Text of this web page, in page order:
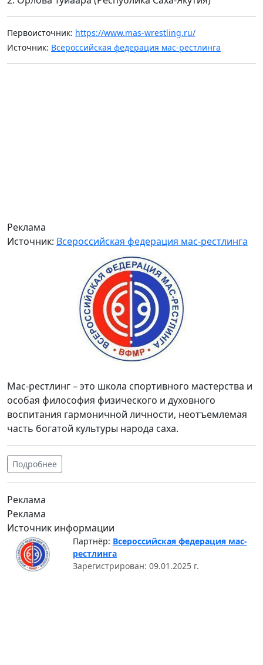
Первоисточник: https://www.mas-wrestling.ru/
Источник: Всероссийская федерация мас-рестлинга
Реклама
Источник: Всероссийская федерация мас-рестлинга
Мас-рестлинг – это школа спортивного мастерства и
особая философия физического и духовного
воспитания гармоничной личности, неотъемлемая
часть богатой культуры народа саха.
Подробнее
Реклама
Реклама
Источник информации
Партнёр: Всероссийская федерация мас-
рестлинга
Зарегистрирован: 09.01.2025 г.